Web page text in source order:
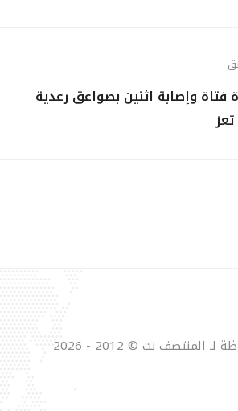
فتاة وإصابة اثنين بصواعق رعدية
نت © 2012 - 2026